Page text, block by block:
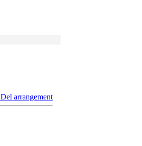
Del arrangement